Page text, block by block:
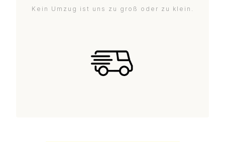
Kein Umzug ist uns zu groß oder zu klein.